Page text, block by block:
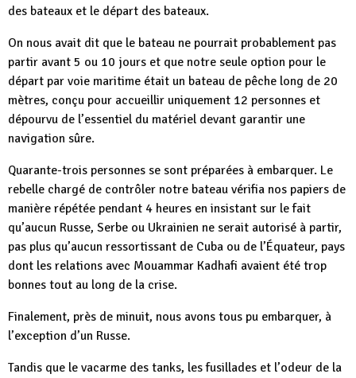
des bateaux et le départ des bateaux.
On nous avait dit que le bateau ne pourrait probablement pas
partir avant 5 ou 10 jours et que notre seule option pour le
départ par voie maritime était un bateau de pêche long de 20
mètres, conçu pour accueillir uniquement 12 personnes et
dépourvu de l’essentiel du matériel devant garantir une
navigation sûre.
Quarante-trois personnes se sont préparées à embarquer. Le
rebelle chargé de contrôler notre bateau vérifia nos papiers de
manière répétée pendant 4 heures en insistant sur le fait
qu’aucun Russe, Serbe ou Ukrainien ne serait autorisé à partir,
pas plus qu’aucun ressortissant de Cuba ou de l’Équateur, pays
dont les relations avec Mouammar Kadhafi avaient été trop
bonnes tout au long de la crise.
Finalement, près de minuit, nous avons tous pu embarquer, à
l’exception d’un Russe.
Tandis que le vacarme des tanks, les fusillades et l’odeur de la